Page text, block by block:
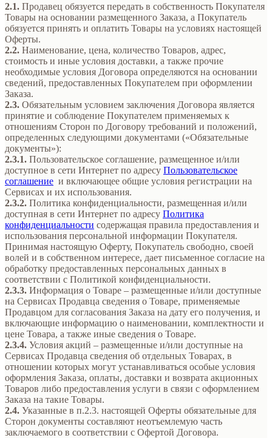
2.1. Продавец обязуется передать в собственность Покупателя
Товары на основании размещенного Заказа, а Покупатель
обязуется принять и оплатить Товары на условиях настоящей
Оферты.
2.2. Наименование, цена, количество Товаров, адрес,
стоимость и иные условия доставки, а также прочие
необходимые условия Договора определяются на основании
сведений, предоставленных Покупателем при оформлении
Заказа.
2.3. Обязательным условием заключения Договора является
принятие и соблюдение Покупателем применяемых к
отношениям Сторон по Договору требований и положений,
определенных следующими документами («Обязательные
документы»):
2.3.1. Пользовательское соглашение, размещенное и/или
доступное в сети Интернет по адресу Пользовательское
соглашение и включающее общие условия регистрации на
Сервисах и их использования.
2.3.2. Политика конфиденциальности, размещенная и/или
доступная в сети Интернет по адресу Политика
конфиденциальности содержащая правила предоставления и
использования персональной информации Покупателя.
Принимая настоящую Оферту, Покупатель свободно, своей
волей и в собственном интересе, дает письменное согласие на
обработку предоставленных персональных данных в
соответствии с Политикой конфиденциальности.
2.3.3. Информация о Товаре – размещенные и/или доступные
на Сервисах Продавца сведения о Товаре, применяемые
Продавцом для согласования Заказа на дату его получения, и
включающие информацию о наименовании, комплектности и
цене Товара, а также иные сведения о Товаре.
2.3.4. Условия акций – размещенные и/или доступные на
Сервисах Продавца сведения об отдельных Товарах, в
отношении которых могут устанавливаться особые условия
оформления Заказа, оплаты, доставки и возврата акционных
Товаров либо предоставления услуги в связи с оформлением
Заказа на такие Товары.
2.4. Указанные в п.2.3. настоящей Оферты обязательные для
Сторон документы составляют неотъемлемую часть
заключаемого в соответствии с Офертой Договора.